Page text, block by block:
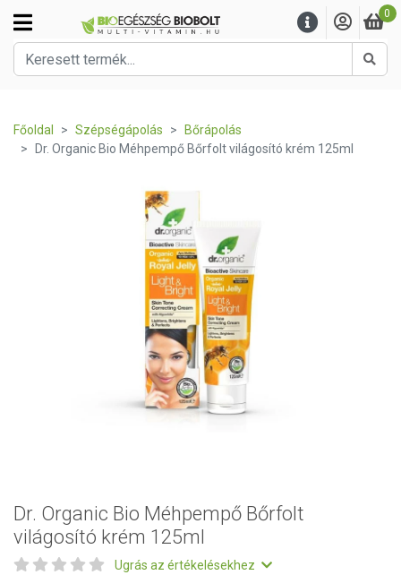
0
Főoldal Szépségápolás
Bőrápolás
Dr. Organic Bio Méhpempő Bőrfolt világosító krém 125ml
Dr. Organic Bio Méhpempő Bőrfolt
világosító krém 125ml
Ugrás az értékelésekhez